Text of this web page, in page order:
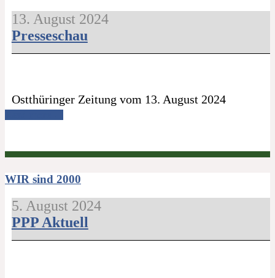
13. August 2024
Presseschau
Ostthüringer Zeitung vom 13. August 2024
WIR sind 2000
5. August 2024
PPP Aktuell